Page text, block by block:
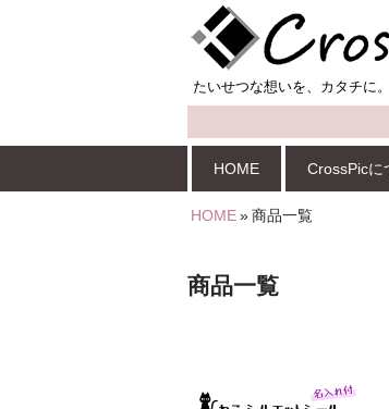
HOME CrossPicに
HOME»商品一覧
商品一覧